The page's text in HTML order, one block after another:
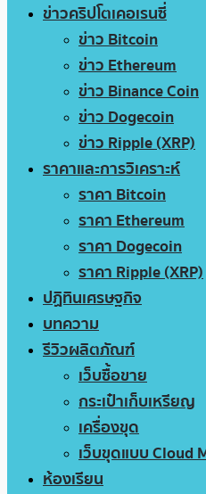
ข่าวคริปโตเคอเรนซี่
ข่าว Bitcoin
ข่าว Ethereum
ข่าว Binance Coin
ข่าว Dogecoin
ข่าว Ripple (XRP)
ราคาและการวิเคราะห์
ราคา Bitcoin
ราคา Ethereum
ราคา Dogecoin
ราคา Ripple (XRP)
ปฏิทินเศรษฐกิจ
บทความ
รีวิวผลิตภัณฑ์
เว็บซื้อขาย
กระเป๋าเก็บเหรียญ
เครื่องขุด
เว็บขุดแบบ Cloud
ห้องเรียน